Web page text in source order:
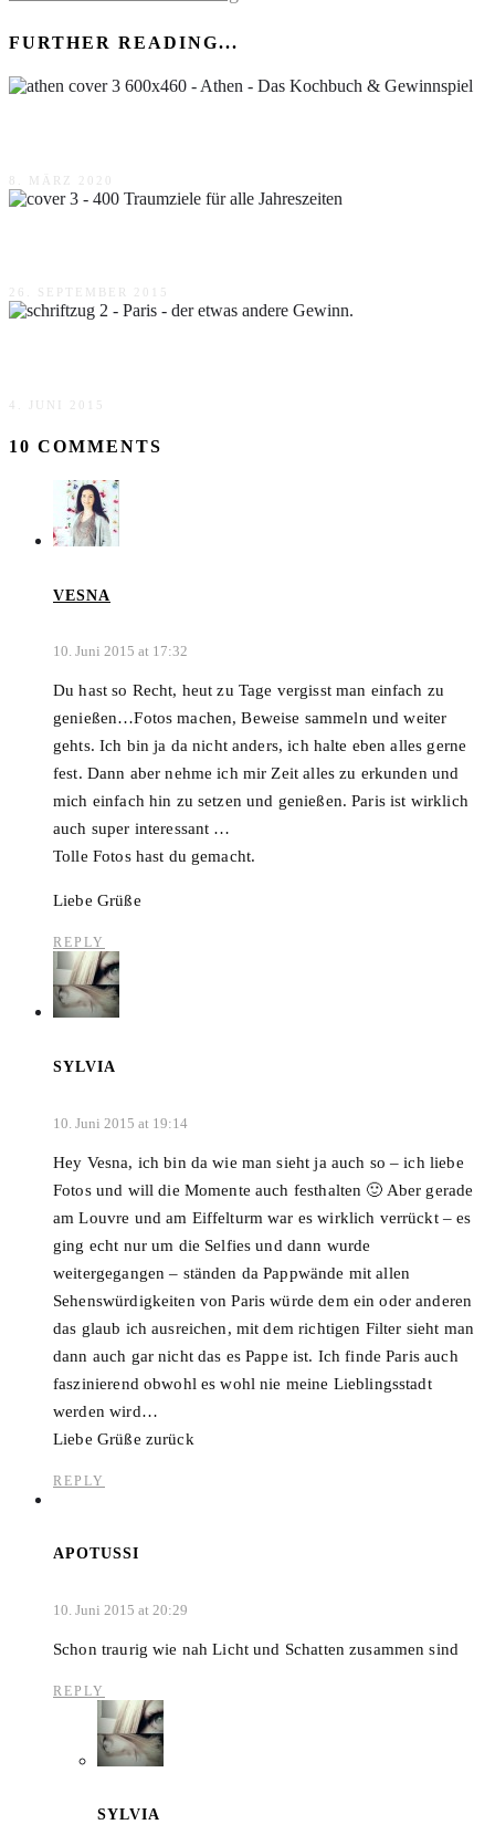
FURTHER READING...
8. MÄRZ 2020
26. SEPTEMBER 2015
4. JUNI 2015
10 COMMENTS
VESNA
10. Juni 2015 at 17:32
Du hast so Recht, heut zu Tage vergisst man einfach zu
genießen…Fotos machen, Beweise sammeln und weiter
gehts. Ich bin ja da nicht anders, ich halte eben alles gerne
fest. Dann aber nehme ich mir Zeit alles zu erkunden und
mich einfach hin zu setzen und genießen. Paris ist wirklich
auch super interessant …
Tolle Fotos hast du gemacht.
Liebe Grüße
REPLY
SYLVIA
10. Juni 2015 at 19:14
Hey Vesna, ich bin da wie man sieht ja auch so – ich liebe
Fotos und will die Momente auch festhalten 🙂 Aber gerade
am Louvre und am Eiffelturm war es wirklich verrückt – es
ging echt nur um die Selfies und dann wurde
weitergegangen – ständen da Pappwände mit allen
Sehenswürdigkeiten von Paris würde dem ein oder anderen
das glaub ich ausreichen, mit dem richtigen Filter sieht man
dann auch gar nicht das es Pappe ist. Ich finde Paris auch
faszinierend obwohl es wohl nie meine Lieblingsstadt
werden wird…
Liebe Grüße zurück
REPLY
APOTUSSI
10. Juni 2015 at 20:29
Schon traurig wie nah Licht und Schatten zusammen sind
REPLY
SYLVIA